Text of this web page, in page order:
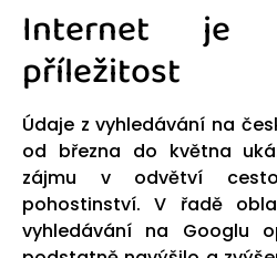
Internet je
příležitost
Údaje z vyhledávání na
od března do května
zájmu v odvětví
pohostinství. V řadě
vyhledávání na Googlu